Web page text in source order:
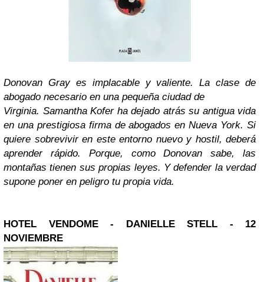
Donovan Gray es implacable y valiente. La clase de
abogado necesario en una pequeña ciudad de
Virginia. Samantha Kofer ha dejado atrás su antigua vida
en una prestigiosa firma de abogados en Nueva York. Si
quiere sobrevivir en este entorno nuevo y hostil, deberá
aprender rápido. Porque, como Donovan sabe, las
montañas tienen sus propias leyes. Y defender la verdad
supone poner en peligro tu propia vida.
HOTEL VENDOME - DANIELLE STELL - 12
NOVIEMBRE